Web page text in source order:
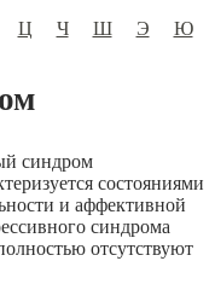
Ц Ч Ш Э
Ю
синдром
состояниями
и аффективной
синдрома
отсутствуют